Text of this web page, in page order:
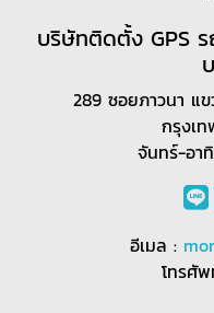
บริษัทติดตั้ง GPS
289 ซอยภาวนา แ
กรุงเ
จันทร์-อา
อีเมล :
โทรศั